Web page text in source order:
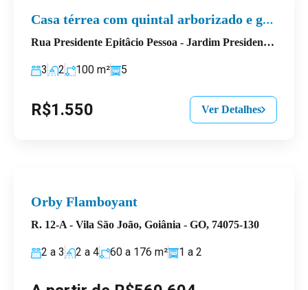
Casa térrea com quintal arborizado e garagem para 5 veículos
Rua Presidente Epitâcio Pessoa - Jardim Presidente, Goiânia - State of Goiás, Brazil
3 2 100 m² 5
R$1.550 Ver Detalhes
Orby Flamboyant
R. 12-A - Vila São João, Goiânia - GO, 74075-130
2 a 3 2 a 4 60 a 176 m² 1 a 2